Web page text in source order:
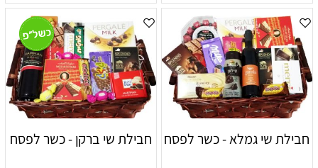
חבילת שי גמלא - כשר לפסח חבילת שי ברקן - כשר לפסח